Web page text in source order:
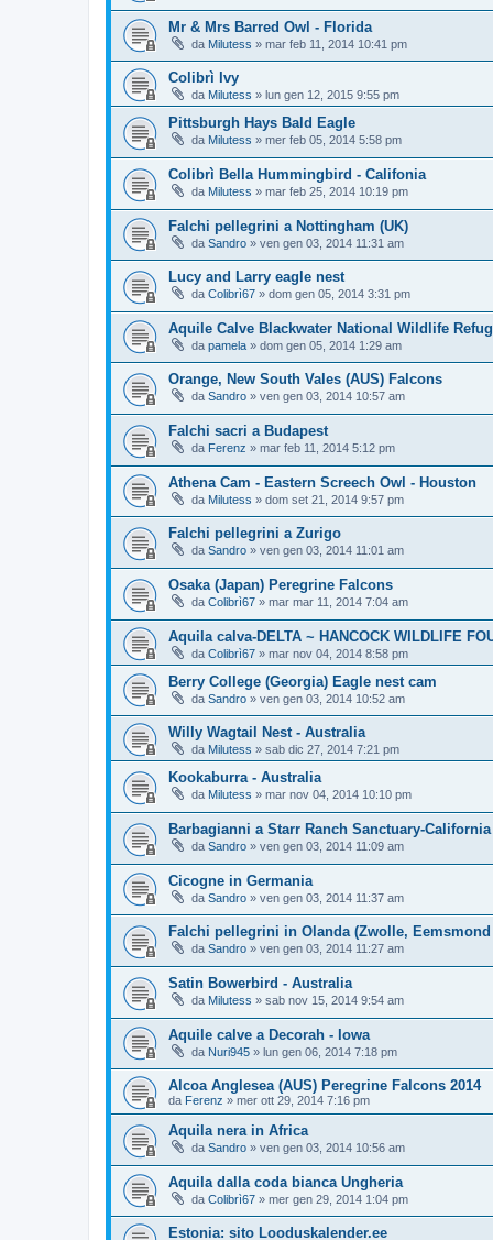
Mr & Mrs Barred Owl - Florida
da Milutess » mar feb 11, 2014 10:41 pm
Colibrì Ivy
da Milutess » lun gen 12, 2015 9:55 pm
Pittsburgh Hays Bald Eagle
da Milutess » mer feb 05, 2014 5:58 pm
Colibrì Bella Hummingbird - Califonia
da Milutess » mar feb 25, 2014 10:19 pm
Falchi pellegrini a Nottingham (UK)
da Sandro » ven gen 03, 2014 11:31 am
Lucy and Larry eagle nest
da Colibrì67 » dom gen 05, 2014 3:31 pm
Aquile Calve Blackwater National Wildlife
da pamela » dom gen 05, 2014 1:29 am
Orange, New South Vales (AUS) Falcons
da Sandro » ven gen 03, 2014 10:57 am
Falchi sacri a Budapest
da Ferenz » mar feb 11, 2014 5:12 pm
Athena Cam - Eastern Screech Owl - Houston
da Milutess » dom set 21, 2014 9:57 pm
Falchi pellegrini a Zurigo
da Sandro » ven gen 03, 2014 11:01 am
Osaka (Japan) Peregrine Falcons
da Colibrì67 » mar mar 11, 2014 7:04 am
Aquila calva-DELTA ~ HANCOCK WILDLIFE
da Colibrì67 » mar nov 04, 2014 8:58 pm
Berry College (Georgia) Eagle nest cam
da Sandro » ven gen 03, 2014 10:52 am
Willy Wagtail Nest - Australia
da Milutess » sab dic 27, 2014 7:21 pm
Kookaburra - Australia
da Milutess » mar nov 04, 2014 10:10 pm
Barbagianni a Starr Ranch Sanctuary-California
da Sandro » ven gen 03, 2014 11:09 am
Cicogne in Germania
da Sandro » ven gen 03, 2014 11:37 am
Falchi pellegrini in Olanda (Zwolle,
da Sandro » ven gen 03, 2014 11:27 am
Satin Bowerbird - Australia
da Milutess » sab nov 15, 2014 9:54 am
Aquile calve a Decorah - Iowa
da Nuri945 » lun gen 06, 2014 7:18 pm
Alcoa Anglesea (AUS) Peregrine Falcons 2014
da Ferenz » mer ott 29, 2014 7:16 pm
Aquila nera in Africa
da Sandro » ven gen 03, 2014 10:56 am
Aquila dalla coda bianca Ungheria
da Colibrì67 » mer gen 29, 2014 1:04 pm
Estonia: sito Looduskalender.ee